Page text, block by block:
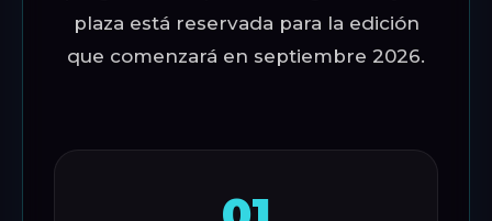
plaza está reservada para la edición
que comenzará en septiembre 2026.